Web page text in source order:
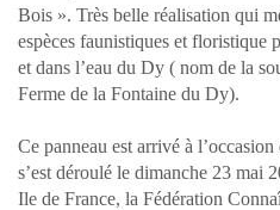
Bois ». Très belle réalisation qui
espèces faunistiques et floristique
et dans l’eau du Dy ( nom de la
Ferme de la Fontaine du Dy).
Ce panneau est arrivé à
s’est déroulé le dimanche 23 mai
Ile de France, la Fédération